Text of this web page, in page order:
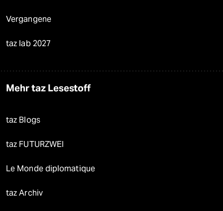
Vergangene
taz lab 2027
Mehr taz Lesestoff
taz Blogs
taz FUTURZWEI
Le Monde diplomatique
taz Archiv